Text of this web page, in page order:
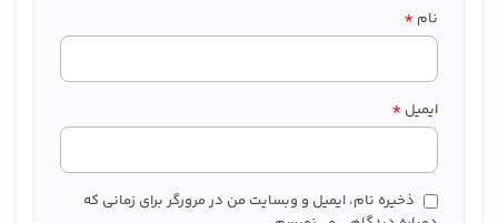
نام *
ایمیل *
ذخیره نام، ایمیل و وبسایت من در مرورگر برای زمانی که